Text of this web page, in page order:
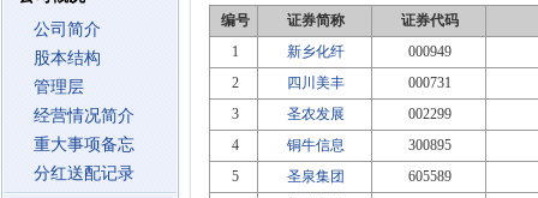
公司简介
股本结构
管理层
经营情况简介
重大事项备忘
分红送配记录
编号 证券简称
证券代码
1
新乡化纤
000949
2
四川美丰
000731
3
圣农发展
002299
4
铜牛信息
300895
5
圣泉集团
605589